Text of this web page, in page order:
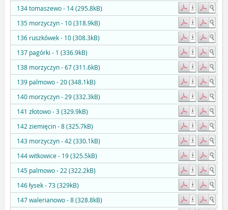
134 tomaszewo - 14 (295.8kB)
135 morzyczyn - 10 (318.9kB)
136 ruszkówek - 10 (308.3kB)
137 pagórki - 1 (336.9kB)
138 morzyczyn - 67 (311.6kB)
139 palmowo - 20 (348.1kB)
140 morzyczyn - 29 (332.3kB)
141 złotowo - 3 (329.9kB)
142 ziemięcin - 8 (325.7kB)
143 morzyczyn - 42 (330.1kB)
144 witkowice - 19 (325.5kB)
145 palmowo - 22 (322.2kB)
146 łysek - 73 (329kB)
147 walerianowo - 8 (328.8kB)